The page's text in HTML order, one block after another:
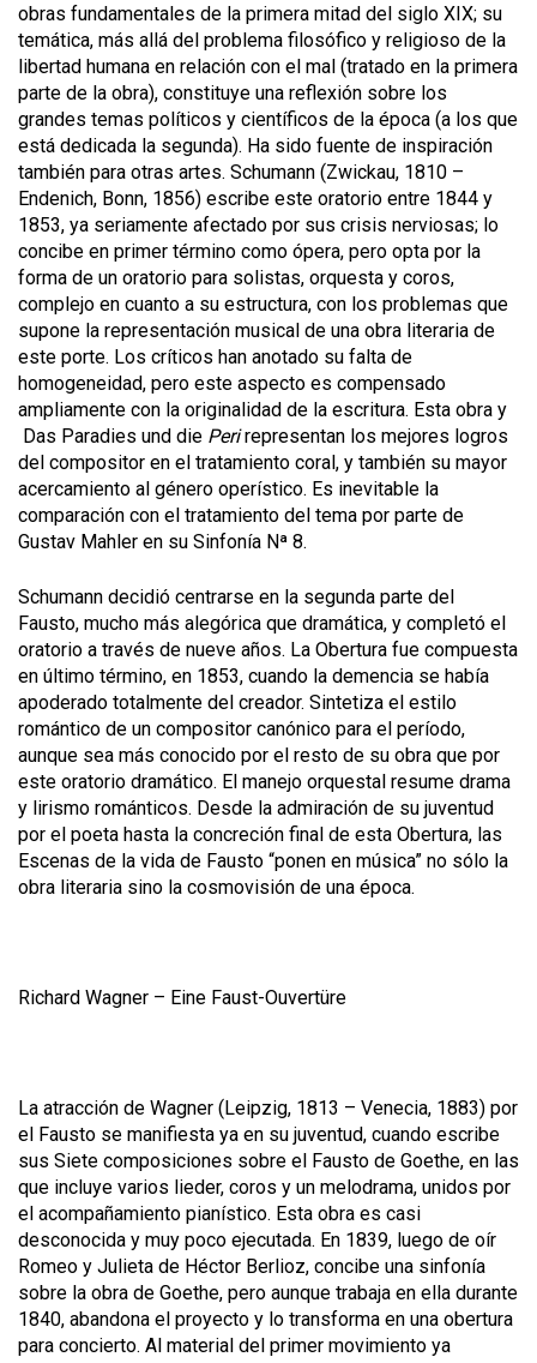
obras fundamentales de la primera mitad del siglo XIX; su
temática, más allá del problema filosófico y religioso de la
libertad humana en relación con el mal (tratado en la primera
parte de la obra), constituye una reflexión sobre los
grandes temas políticos y científicos de la época (a los que
está dedicada la segunda). Ha sido fuente de inspiración
también para otras artes. Schumann (Zwickau, 1810 –
Endenich, Bonn, 1856) escribe este oratorio entre 1844 y
1853, ya seriamente afectado por sus crisis nerviosas; lo
concibe en primer término como ópera, pero opta por la
forma de un oratorio para solistas, orquesta y coros,
complejo en cuanto a su estructura, con los problemas que
supone la representación musical de una obra literaria de
este porte. Los críticos han anotado su falta de
homogeneidad, pero este aspecto es compensado
ampliamente con la originalidad de la escritura. Esta obra y
Das Paradies und die Perirepresentan los mejores logros
del compositor en el tratamiento coral, y también su mayor
acercamiento al género operístico. Es inevitable la
comparación con el tratamiento del tema por parte de
Gustav Mahler en su Sinfonía Nª 8.
Schumann decidió centrarse en la segunda parte del
Fausto, mucho más alegórica que dramática, y completó el
oratorio a través de nueve años. La Obertura fue compuesta
en último término, en 1853, cuando la demencia se había
apoderado totalmente del creador. Sintetiza el estilo
romántico de un compositor canónico para el período,
aunque sea más conocido por el resto de su obra que por
este oratorio dramático. El manejo orquestal resume drama
y lirismo románticos. Desde la admiración de su juventud
por el poeta hasta la concreción final de esta Obertura, las
Escenas de la vida de Fausto “ponen en música” no sólo la
obra literaria sino la cosmovisión de una época.
Richard Wagner – Eine Faust-Ouvertüre
La atracción de Wagner (Leipzig, 1813 – Venecia, 1883) por
el Fausto se manifiesta ya en su juventud, cuando escribe
sus Siete composiciones sobre el Fausto de Goethe, en las
que incluye varios lieder, coros y un melodrama, unidos por
el acompañamiento pianístico. Esta obra es casi
desconocida y muy poco ejecutada. En 1839, luego de oír
Romeo y Julieta de Héctor Berlioz, concibe una sinfonía
sobre la obra de Goethe, pero aunque trabaja en ella durante
1840, abandona el proyecto y lo transforma en una obertura
para concierto. Al material del primer movimiento ya